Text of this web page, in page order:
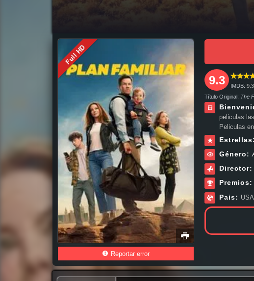
familia descargar torrent gratis, descargar pelicula completa Plan en familia hd, descargar Plan en familia pelicula completa, descargar Plan en familia pelicula completa torrent,
familia completa, en Español, en Español Latino, en Latino, ver Plan en familia Online, ver gratis Plan en familia online, ver pelicula Plan en familia online, ver Plan en familia online
Pelicula Plan en familia Subtitulado,
Full HD
Reportar error
9.3 IMDB:
Título Original: The
peliculas
Peliculas
Guerra
viendo Plan
Taghmaoui
Género:
Premios:
Pais: USA.